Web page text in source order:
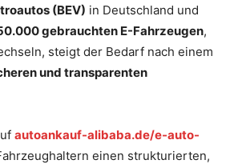
(BEV) in Deutschland und
gebrauchten E-Fahrzeugen,
steigt der Bedarf nach einem
und transparenten
autoankauf-alibaba.de/e-auto-
einen strukturierten,